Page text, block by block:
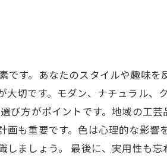
す。あなたのスタイルや趣味
切です。モダン、ナチュラル、
方がポイントです。地域の工
も重要です。色は心理的な影
ましょう。 最後に、実用性も